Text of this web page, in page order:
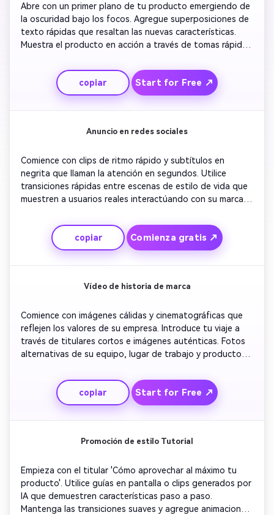
Abre con un primer plano de tu producto emergiendo de
la oscuridad bajo los focos. Agregue superposiciones de
texto rápidas que resaltan las nuevas características.
Muestra el producto en acción a través de tomas rápidas
emoción. Transición a clientes felices usándolo, sonriendo
y asintiendo con la cabeza de aprobación. Terminar con
un logo revelado y un breve CTA invitando a los
espectadores a aprender más o comprar ahora.
copiar Start for Free ↗
Anuncio en redes sociales
Comience con clips de ritmo rápido y subtítulos en
negrita que llaman la atención en segundos. Utilice
transiciones rápidas entre escenas de estilo de vida que
muestren a usuarios reales interactúando con su marca.
zooms de movimiento. Terminar superponiendo su oferta
o un mensaje de descuento. Mantenga el flujo rítmico
para adaptarse a plataformas como Instagram Reels o
TikTok donde la retención es clave.
copiar Comienza gratis ↗
Vídeo de historia de marca
Comience con imágenes cálidas y cinematográficas que
reflejen los valores de su empresa. Introduce tu viaje a
través de titulares cortos e imágenes auténticas. Fotos
alternativas de su equipo, lugar de trabajo y productos
crear un sentido de confianza. Concluya con un mensaje
sincero y una CTA de marca que fomente la participación
o las inscripciones. Manténgalo emocional, honesto y
memorable.
copiar Start for Free ↗
Promoción de estilo Tutorial
Empieza con el titular 'Cómo aprovechar al máximo tu
producto'. Utilice guías en pantalla o clips generados por
IA que demuestren características paso a paso.
Mantenga las transiciones suaves y agregue animaciones